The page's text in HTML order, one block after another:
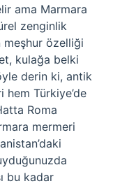
ama Marmara
zenginlik
meşhur özelliği
kulağa belki
derin ki, antik
hem Türkiye’de
Roma
mermeri
bu kadar